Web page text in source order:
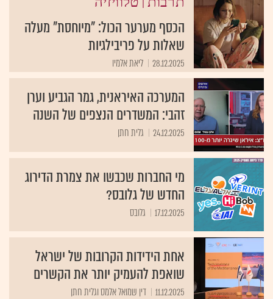
הכסף מערער הכול: "מיוחסת" מעלה
שאלות על פריבילגיות
28.12.2025 ליאת אלמיו
המערכה האיראנית, גמר הגביע וערן
זהבי: המשדרים הנצפים של השנה
24.12.2025 גלית חתן
מי החברות שכבשו את צמרת הדירוג
החדש של גלובס?
17.12.2025 גלובס
אחת הידידות הקרובות של ישראל
שואפת להעמיק יותר את הקשרים
11.12.2025 דין שמואל אלמס וגלית חתן